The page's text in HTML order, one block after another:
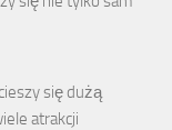
się dużą
atrakcji